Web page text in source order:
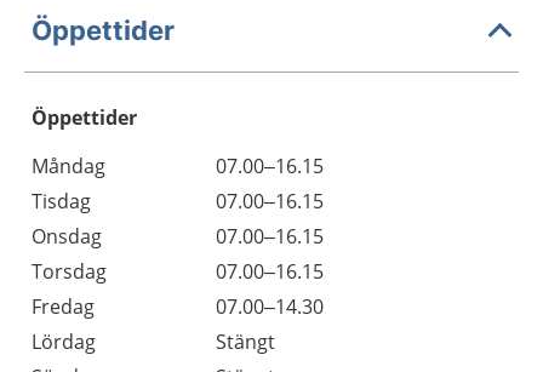
Öppettider
Öppettider
Dag
Öppettider
Kommentarer
Måndag
07.00–16.15
Tisdag
07.00–16.15
Onsdag
07.00–16.15
Torsdag
07.00–16.15
Fredag
07.00–14.30
Lördag
Stängt